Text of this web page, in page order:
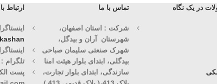
در یک نگاه تماس با ما
شرکت : استان اصفهان،
شهرستان آران و بیدگل،
شهرک صنعتی سلیمان صباحی
بیدگلی، ابتدای بلوار هیئت امنا
سازندگی، ابتدای بلوار تجارت،
ارتباط
تلگرام :
پست